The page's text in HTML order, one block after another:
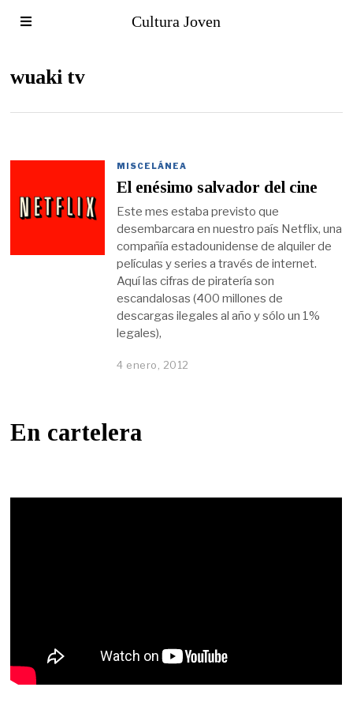
Cultura Joven
wuaki tv
MISCELÁNEA
El enésimo salvador del cine
Este mes estaba previsto que
desembarcara en nuestro país Netflix, una
compañía estadounidense de alquiler de
películas y series a través de internet.
Aquí las cifras de piratería son
escandalosas (400 millones de
descargas ilegales al año y sólo un 1%
legales),
4 enero, 2012
En cartelera